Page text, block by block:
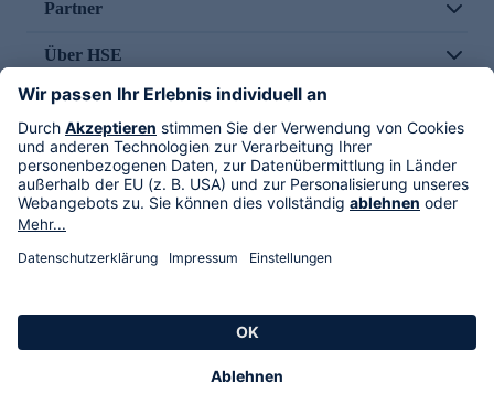
Partner
Über HSE
Im TV
HSE International